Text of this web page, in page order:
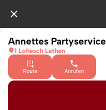
Annettes Partyservice
1 Lohesch Lathen
Route Anrufen